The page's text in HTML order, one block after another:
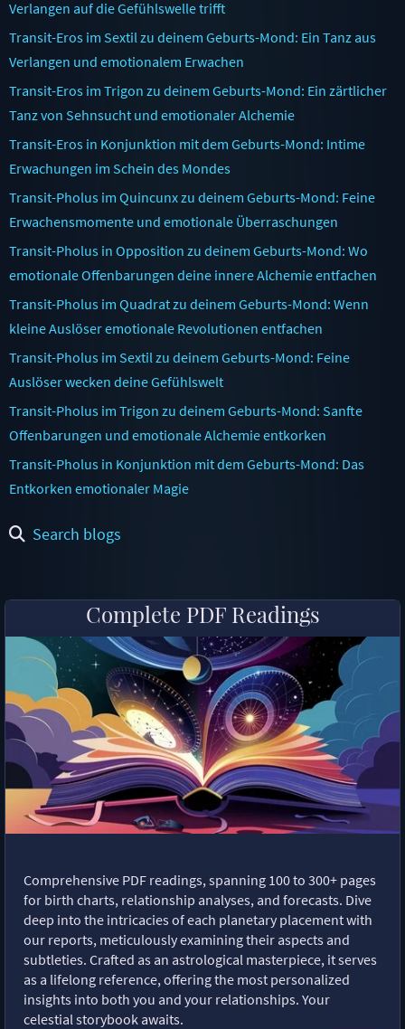
Verlangen auf die Gefühlswelle trifft
Transit-Eros im Sextil zu deinem Geburts-Mond: Ein Tanz aus
Verlangen und emotionalem Erwachen
Transit-Eros im Trigon zu deinem Geburts-Mond: Ein zärtlicher
Tanz von Sehnsucht und emotionaler Alchemie
Transit-Eros in Konjunktion mit dem Geburts-Mond: Intime
Erwachungen im Schein des Mondes
Transit-Pholus im Quincunx zu deinem Geburts-Mond: Feine
Erwachensmomente und emotionale Überraschungen
Transit-Pholus in Opposition zu deinem Geburts-Mond: Wo
emotionale Offenbarungen deine innere Alchemie entfachen
Transit-Pholus im Quadrat zu deinem Geburts-Mond: Wenn
kleine Auslöser emotionale Revolutionen entfachen
Transit-Pholus im Sextil zu deinem Geburts-Mond: Feine
Auslöser wecken deine Gefühlswelt
Transit-Pholus im Trigon zu deinem Geburts-Mond: Sanfte
Offenbarungen und emotionale Alchemie entkorken
Transit-Pholus in Konjunktion mit dem Geburts-Mond: Das
Entkorken emotionaler Magie
Search blogs
Complete PDF Readings
Comprehensive PDF readings, spanning 100 to 300+ pages
for birth charts, relationship analyses, and forecasts. Dive
deep into the intricacies of each planetary placement with
our reports, meticulously examining their aspects and
subtleties. Crafted as an astrological masterpiece, it serves
as a lifelong reference, offering the most personalized
insights into both you and your relationships. Your
celestial storybook awaits.